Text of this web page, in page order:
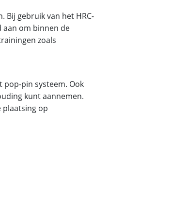
Bij gebruik van het HRC-
om binnen de
zoals
pop-pin systeem. Ook
kunt aannemen.
plaatsing op